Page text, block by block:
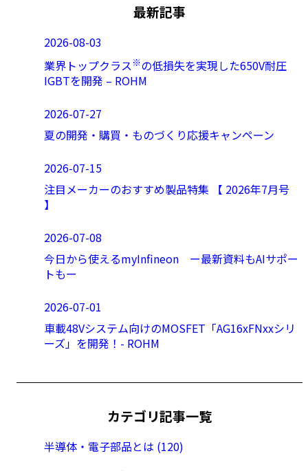
最新記事
2026-08-03
業界トップクラス ※の低損失を実現した650V耐圧
IGBTを開発 – ROHM
2026-07-27
夏の開発・購買・ものづくり応援キャンペーン
2026-07-15
注目メーカーのおすすめ製品特集 【 2026年7月号
】
2026-07-08
今日から使えるmyInfineon ー最新資料もAIサポー
トもー
2026-07-01
車載48Vシステム向けのMOSFET「AG16xFNxxシリ
ーズ」を開発！- ROHM
カテゴリ記事一覧
半導体・電子部品とは (120)